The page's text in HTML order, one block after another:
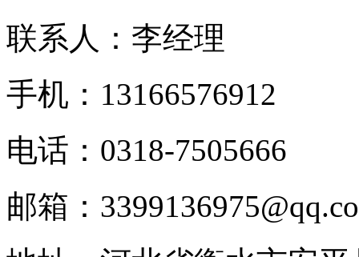
联系人：李经理
手机：13166576912
电话：0318-7505666
邮箱：